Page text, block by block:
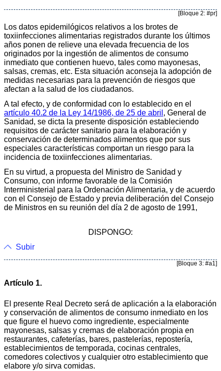
[Bloque 2: #pr]
Los datos epidemilógicos relativos a los brotes de
toxiinfecciones alimentarias registrados durante los últimos
años ponen de relieve una elevada frecuencia de los
originados por la ingestión de alimentos de consumo
inmediato que contienen huevo, tales como mayonesas,
salsas, cremas, etc. Esta situación aconseja la adopción de
medidas necesarias para la prevención de riesgos que
afectan a la salud de los ciudadanos.
A tal efecto, y de conformidad con lo establecido en el
artículo 40.2 de la Ley 14/1986, de 25 de abril , General de
Sanidad, se dicta la presente disposición estableciendo
requisitos de carácter sanitario para la elaboración y
conservación de determinados alimentos que por sus
especiales características comportan un riesgo para la
incidencia de toxiinfecciones alimentarias.
En su virtud, a propuesta del Ministro de Sanidad y
Consumo, con informe favorable de la Comisión
Interministerial para la Ordenación Alimentaria, y de acuerdo
con el Consejo de Estado y previa deliberación del Consejo
de Ministros en su reunión del día 2 de agosto de 1991,
DISPONGO:
Subir
[Bloque 3: #a1]
Artículo 1.
El presente Real Decreto será de aplicación a la elaboración
y conservación de alimentos de consumo inmediato en los
que figure el huevo como ingrediente, especialmente
mayonesas, salsas y cremas de elaboración propia en
restaurantes, cafeterías, bares, pastelerías, repostería,
establecimientos de temporada, cocinas centrales,
comedores colectivos y cualquier otro establecimiento que
elabore y/o sirva comidas.